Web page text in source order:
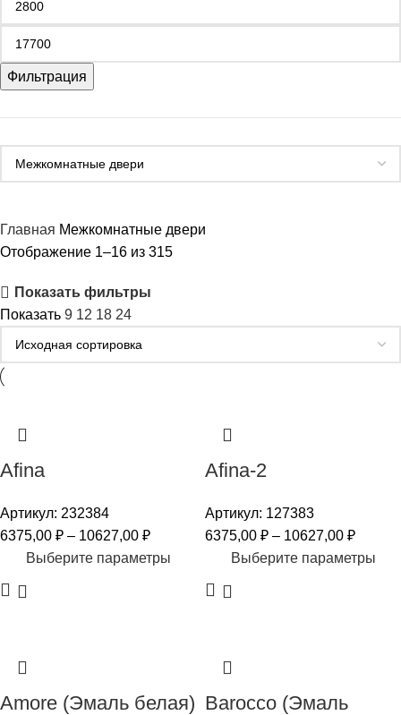
Фильтрация
Главная Межкомнатные двери
Отображение 1–16 из 315
Показать фильтры
Показать 9 12 18 24
Afina
Артикул: 232384
6375,00 ₽ – 10627,00 ₽
Выберите параметры
Afina-2
Артикул: 127383
6375,00 ₽ – 10627,00 ₽
Выберите параметры
Amore (Эмаль белая) Barocco (Эмаль